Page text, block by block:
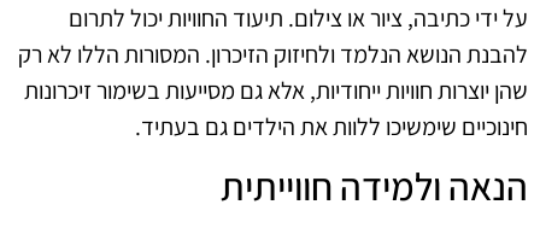
על ידי כתיבה, ציור או צילום. תיעוד החוויות יכול לתרום
להבנת הנושא הנלמד ולחיזוק הזיכרון. המסורות הללו לא רק
שהן יוצרות חוויות ייחודיות, אלא גם מסייעות בשימור זיכרונות
חינוכיים שימשיכו ללוות את הילדים גם בעתיד.
הנאה ולמידה חווייתית